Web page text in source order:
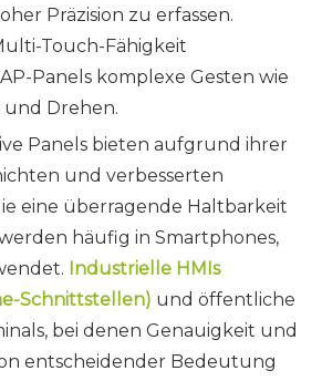
Präzision zu erfassen.
Touch-Fähigkeit
Panels komplexe Gesten wie
und Drehen.
Panels bieten aufgrund ihrer
und verbesserten
eine überragende Haltbarkeit
häufig in Smartphones,
Industrielle HMIs
Schnittstellen) und öffentliche
bei denen Genauigkeit und
entscheidender Bedeutung